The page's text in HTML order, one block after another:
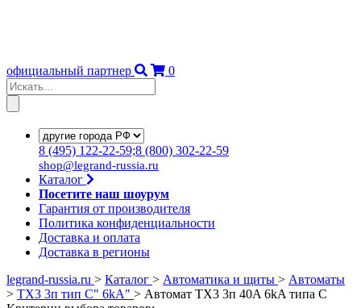
официальный партнер 0
8 (495) 122-22-59;8 (800) 302-22-59
shop@legrand-russia.ru
Каталог
Посетите наш шоурум
Гарантия от производителя
Политика конфиденциальности
Доставка и оплата
Доставка в регионы
legrand-russia.ru > Каталог > Автоматика и щиты > Автоматы
> TX3 3п тип C" 6kA" > Автомат TX3 3п 40A 6kA типа C